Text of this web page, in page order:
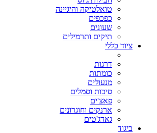
טואלטיקה והיגיינה
כפכפים
שעונים
תיקים ותרמילים
ציוד כללי
דרגות
כומתות
מנעולים
סיכות וסמלים
פאצ'ים
ארנקים וחוגרונים
גאדג'טים
ביגוד